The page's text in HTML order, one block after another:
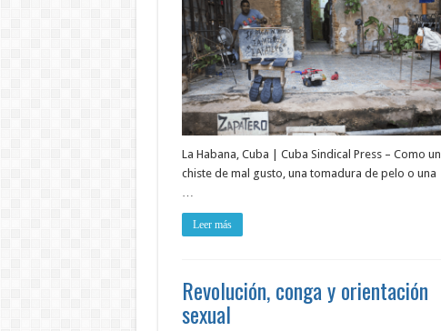
La Habana, Cuba | Cuba Sindical Press – Como un
chiste de mal gusto, una tomadura de pelo o una
…
Leer más
Revolución, conga y orientación
sexual